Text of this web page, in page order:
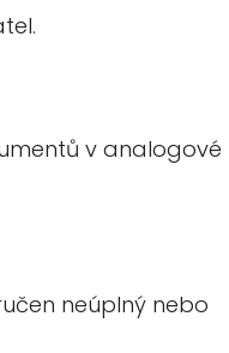
v analogové
neúplný nebo